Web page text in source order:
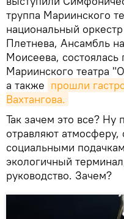
труппа Мариинского
национальный
Плетнева, Ансамбль
Моисеева,
Мариинского театра
а также прошли
Вахтангова.
Так зачем это все? Ну
отравляют атмосферу,
социальными
экологичный
руководство. Зачем?